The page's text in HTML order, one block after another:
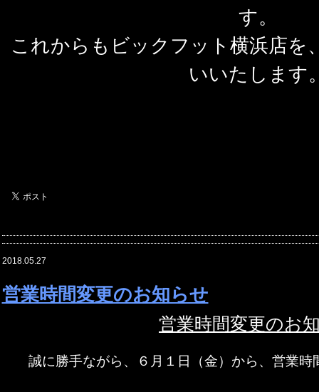
す。
これからもビックフット横浜店を
いいたします
2018.05.27
営業時間変更のお知らせ
営業時間変更のお
誠に勝手ながら、６月１日（金）から、営業